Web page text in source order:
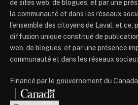
de sites web, de blogues, et par une
la communauté et dans les réseaux
l’ensemble des citoyens de Laval, et ce,
diffusion unique constitué de
web, de blogues, et par une présence
communauté et dans les réseaux
Financé par le gouvernement du Canada